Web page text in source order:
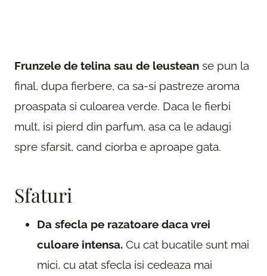
Frunzele de telina sau de leustean se pun la
final, dupa fierbere, ca sa-si pastreze aroma
proaspata si culoarea verde. Daca le fierbi
mult, isi pierd din parfum, asa ca le adaugi
spre sfarsit, cand ciorba e aproape gata.
Sfaturi
Da sfecla pe razatoare daca vrei
culoare intensa. Cu cat bucatile sunt mai
mici, cu atat sfecla isi cedeaza mai